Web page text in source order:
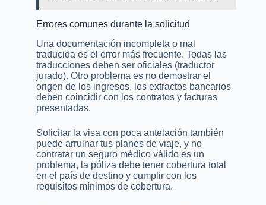
Errores comunes durante la solicitud
Una documentación incompleta o mal
traducida es el error más frecuente. Todas las
traducciones deben ser oficiales (traductor
jurado). Otro problema es no demostrar el
origen de los ingresos, los extractos bancarios
deben coincidir con los contratos y facturas
presentadas.
Solicitar la visa con poca antelación también
puede arruinar tus planes de viaje, y no
contratar un seguro médico válido es un
problema, la póliza debe tener cobertura total
en el país de destino y cumplir con los
requisitos mínimos de cobertura.